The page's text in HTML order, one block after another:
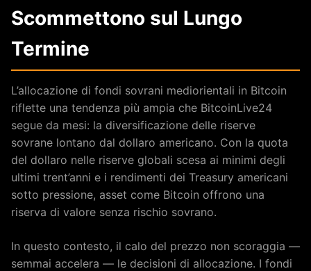
Scommettono sul Lungo
Termine
L’allocazione di fondi sovrani mediorientali in Bitcoin
riflette una tendenza più ampia che BitcoinLive24
segue da mesi: la diversificazione delle riserve
sovrane lontano dal dollaro americano. Con la quota
del dollaro nelle riserve globali scesa ai minimi degli
ultimi trent’anni e i rendimenti dei Treasury americani
sotto pressione, asset come Bitcoin offrono una
riserva di valore senza rischio sovrano.
In questo contesto, il calo del prezzo non scoraggia —
semmai accelera — le decisioni di allocazione. I fondi